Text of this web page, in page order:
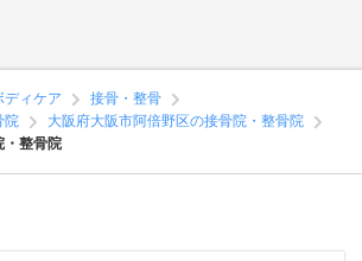
ディケア
接骨・整骨
院
大阪府大阪市阿倍野区の接骨院・整骨院
・整骨院